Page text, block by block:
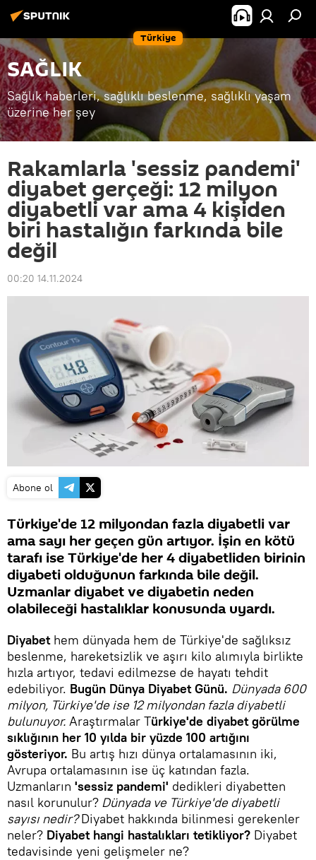
Türkiye
SAĞLIK
Sağlık haberleri, sağlıklı beslenme, sağlıklı yaşam
üzerine her şey
Rakamlarla 'sessiz pandemi'
diyabet gerçeği: 12 milyon
diyabetli var ama 4 kişiden
biri hastalığın farkında bile
değil
00:20 14.11.2024
Abone ol
Türkiye'de 12 milyondan fazla diyabetli var
ama sayı her geçen gün artıyor. İşin en kötü
tarafı ise Türkiye'de her 4 diyabetliden birinin
diyabeti olduğunun farkında bile değil.
Uzmanlar diyabet ve diyabetin neden
olabileceği hastalıklar konusunda uyardı.
Diyabethem dünyada hem de Türkiye'de sağlıksız
beslenme, hareketsizlik ve aşırı kilo alımıyla birlikte
hızla artıyor, tedavi edilmezse de hayatı tehdit
edebiliyor. Bugün Dünya Diyabet Günü. Dünyada 600
milyon, Türkiye'de ise 12 milyondan fazla diyabetli
bulunuyor. Araştırmalar Türkiye'de diyabet görülme
sıklığının her 10 yılda bir yüzde 100 artığını
gösteriyor. Bu artış hızı dünya ortalamasının iki,
Avrupa ortalamasının ise üç katından fazla.
Uzmanların 'sessiz pandemi' dedikleri diyabetten
nasıl korunulur? Dünyada ve Türkiye'de diyabetli
sayısı nedir?Diyabet hakkında bilinmesi gerekenler
neler? Diyabet hangi hastalıkları tetikliyor? Diyabet
tedavisinde yeni gelişmeler ne?